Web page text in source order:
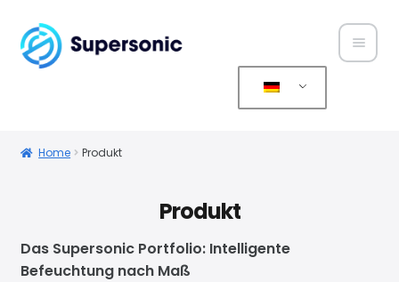
Home Produkt
Produkt
Das Supersonic Portfolio: Intelligente
Befeuchtung nach Maß